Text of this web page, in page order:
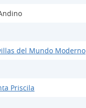
del Mundo Moderno
Priscila